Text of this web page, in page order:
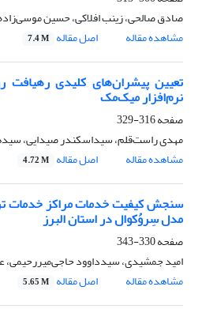
صادق صالحی، زینب افلاکی، حسین
مشاهده مقاله
اصل مقاله 7.4 M
تعیین پیشران‌های کلیدی رهیافت
نرم‌افزار میک‌مک
صفحه316-329
مهدی راست‌قلم، سیداسکندر صیدایی،
مشاهده مقاله
اصل مقاله 4.72 M
سنجش کیفیت خدمات مراکز خدمات
مدل سِروُکوال در استان البرز
صفحه330-343
امید جمشیدی، سیدداوود حاجی‌میررحیمی،
مشاهده مقاله
اصل مقاله 5.65 M